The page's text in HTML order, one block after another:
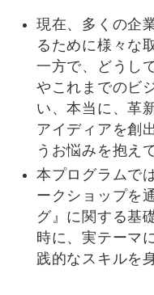
現在、多くの企
るために様々な
一方で、どうし
やこれまでのビ
い、本当に、革
アイディアを創
うお悩みを抱え
本プログラムで
ークショップを
グ』に関する基
時に、実テーマ
践的なスキルを